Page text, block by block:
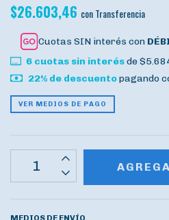
$26.603,46 conTransferencia
Cuotas SIN interés con
6cuotas sin interésde
22% de descuentopagando
VER MEDIOS DE PAGO